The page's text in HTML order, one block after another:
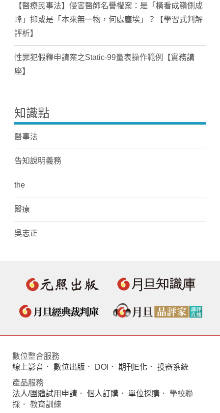
【醫療民事法】侵害醫師名譽權案：是「橫看成嶺側成
峰」抑或是「本來無一物，何處塵埃」？【學習式判解
評析】
性罪犯假釋申請案之Static-99量表操作範例【實務講
座】
知識點
醫事法
告知說明義務
the
醫療
吳志正
數位整合服務
線上影音 ． 數位出版 ． DOI ． 期刊E化 ． 投審系統
產品服務
法人/團體試用申請 ． 個人訂購 ． 單位採購 ． 學校聯
採． 教育訓練